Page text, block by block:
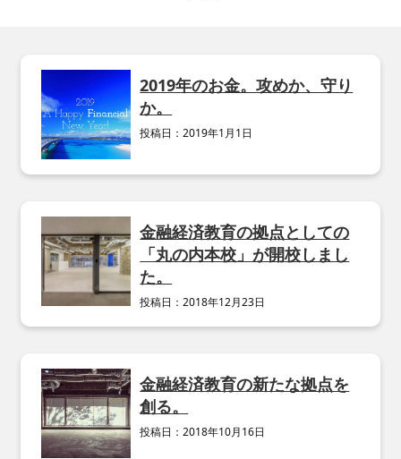
2019年のお金。攻めか、守り
か。
投稿日：2019年1月1日
金融経済教育の拠点としての
「丸の内本校」が開校しまし
た。
投稿日：2018年12月23日
金融経済教育の新たな拠点を
創る。
投稿日：2018年10月16日